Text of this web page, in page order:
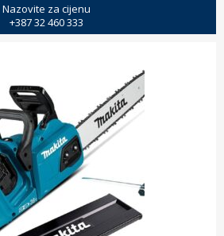
Nazovite za cijenu
+387 32 460 333